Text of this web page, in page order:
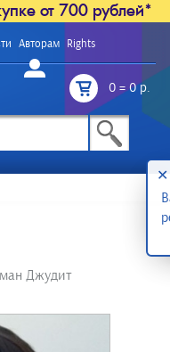
от 700 рублей*
Авторам Rights
Войти
0=0 р.
Джудит
✕